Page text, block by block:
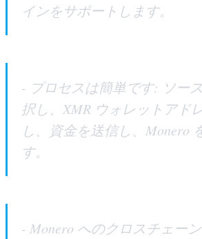
インをサポートします。
- プロセスは簡単です: ソー
択し、XMR ウォレットアド
し、資金を送信し、Monero
す。
- Monero へのクロスチェー